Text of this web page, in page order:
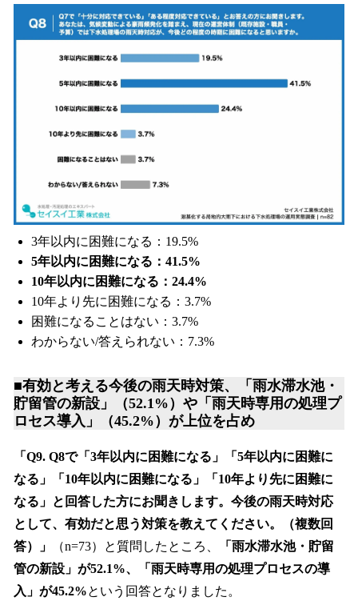
3年以内に困難になる：19.5%
5年以内に困難になる：41.5%
10年以内に困難になる：24.4%
10年より先に困難になる：3.7%
困難になることはない：3.7%
わからない/答えられない：7.3%
■有効と考える今後の雨天時対策、「雨水滞水池・
貯留管の新設」（52.1%）や「雨天時専用の処理プ
ロセス導入」（45.2%）が上位を占め
「Q9. Q8で「3年以内に困難になる」「5年以内に困難に
なる」「10年以内に困難になる」「10年より先に困難に
なる」と回答した方にお聞きします。今後の雨天時対応
として、有効だと思う対策を教えてください。（複数回
答）」
（n=73）と質問したところ、
「雨水滞水池・貯留
管の新設」が52.1%、「雨天時専用の処理プロセスの導
入」が45.2%という回答となりました。